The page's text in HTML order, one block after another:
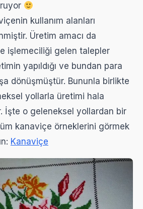
kullanım alanları
Üretim amacı da
işlemeciliği gelen talepler
yapıldığı ve bundan para
dönüşmüştür. Bununla birlikte
yollarla üretimi hala
İşte o geleneksel yollardan bir
kanaviçe örneklerini görmek
Kanaviçe